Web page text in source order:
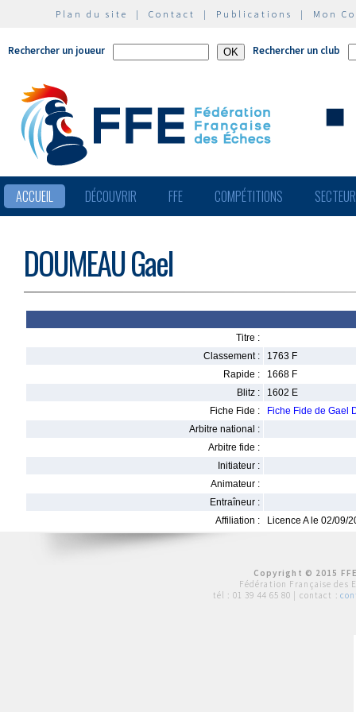
Plan du site | Contact | Publications | Mon
Rechercher un joueur Rechercher un club
ACCUEIL DÉCOUVRIR FFE COMPÉTITIONS
DOUMEAU Gael
Titre :
Classement :
1763 F
Rapide :
1668 F
Blitz :
1602 E
Fiche Fide :
Fiche Fide de Gael
Arbitre national :
Arbitre fide :
Initiateur :
Animateur :
Entraîneur :
Affiliation :
Licence A le 02/09/
Copyright © 2015
Fédération Française des
tél : 01 39 44 65 80 | contact :